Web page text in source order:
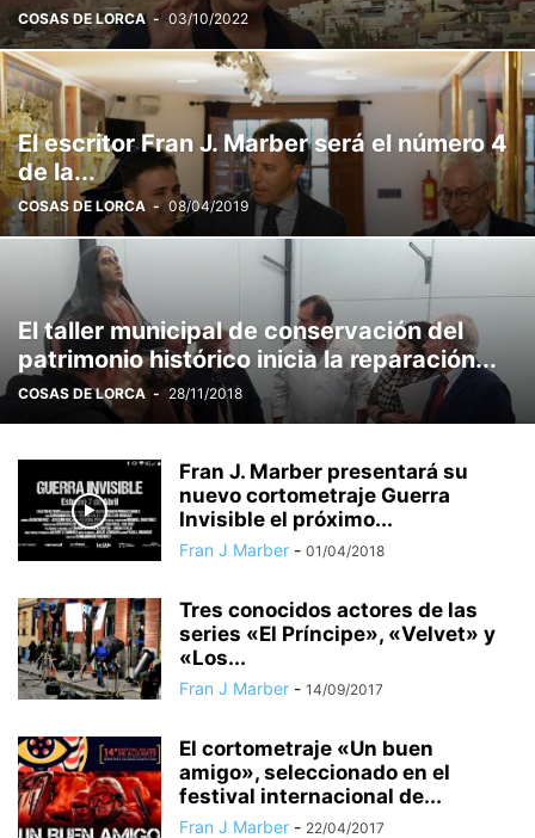
COSAS DE LORCA - 03/10/2022
El escritor Fran J. Marber será el número 4
de la...
COSAS DE LORCA - 08/04/2019
El taller municipal de conservación del
patrimonio histórico inicia la reparación...
COSAS DE LORCA - 28/11/2018
Fran J. Marber presentará su
nuevo cortometraje Guerra
Invisible el próximo...
Fran J Marber - 01/04/2018
Tres conocidos actores de las
series «El Príncipe», «Velvet» y
«Los...
Fran J Marber - 14/09/2017
El cortometraje «Un buen
amigo», seleccionado en el
festival internacional de...
Fran J Marber - 22/04/2017